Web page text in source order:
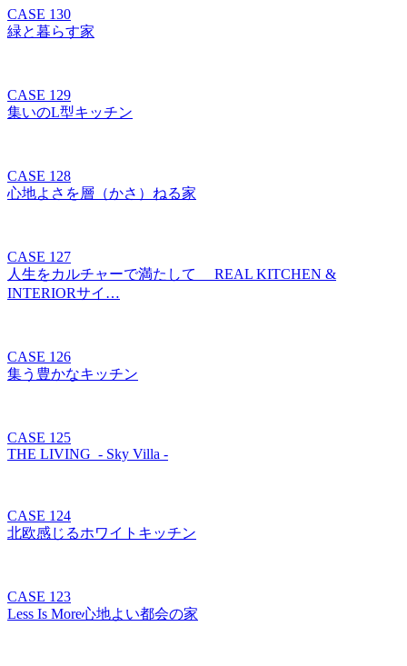
CASE 130
緑と暮らす家
CASE 129
集いのL型キッチン
CASE 128
心地よさを層（かさ）ねる家
CASE 127
人生をカルチャーで満たして REAL KITCHEN &
INTERIORサイ…
CASE 126
集う豊かなキッチン
CASE 125
THE LIVING - Sky Villa -
CASE 124
北欧感じるホワイトキッチン
CASE 123
Less Is More心地よい都会の家